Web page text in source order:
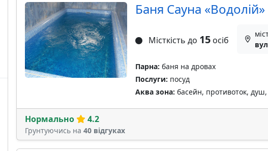
Баня Сауна «Водолій»
Місткість до 15осіб
Парна: баня на дровах
Послуги: посуд
Аква зона: басейн, противоток, душ,
Нормально 4.2
Грунтуючись на 40 відгуках